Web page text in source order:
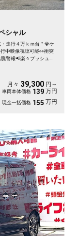
シャル
走行４万ｋｍ台＂💎ケ
中映像視聴可能👀衝突
警報📢楽々プッシュボ
月々 39,300 円～
車両本体価格 139 万円
現金一括価格 155 万円